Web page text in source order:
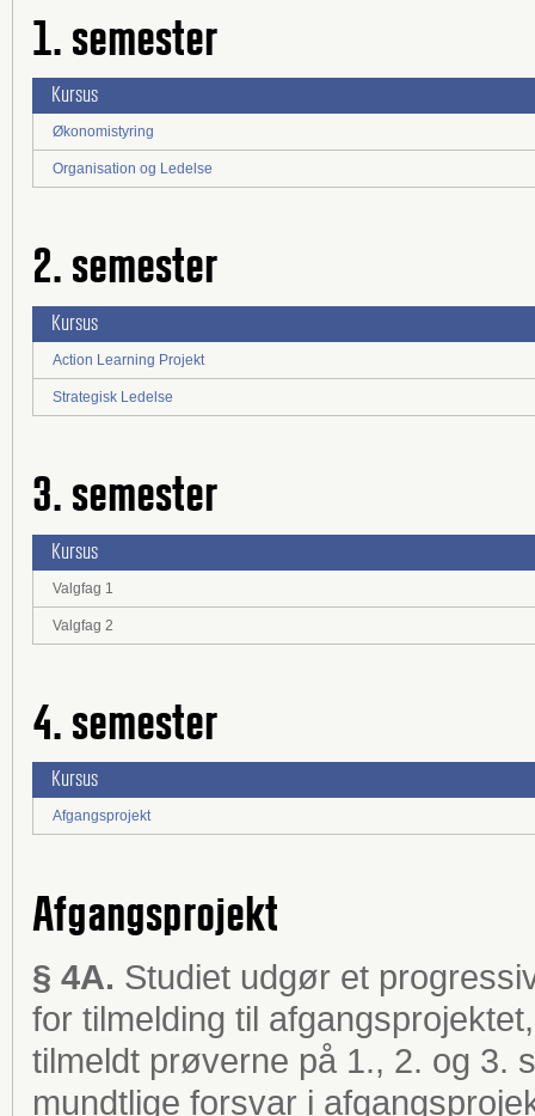
1. semester
Kursus
Økonomistyring
Organisation og Ledelse
2. semester
Kursus
Action Learning Projekt
Strategisk Ledelse
3. semester
Kursus
Valgfag 1
Valgfag 2
4. semester
Kursus
Afgangsprojekt
Afgangsprojekt
§ 4A. Studiet udgør et
for tilmelding til
tilmeldt prøverne på 1., 2. og 3.
mundtlige forsvar i